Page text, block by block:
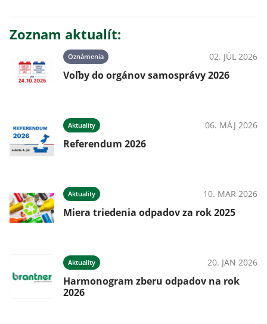
Zoznam aktualít:
Oznámenia 02. JÚL 2026
Voľby do orgánov samosprávy 2026
Aktuality 06. MÁJ 2026
Referendum 2026
Aktuality 10. MAR 2026
Miera triedenia odpadov za rok 2025
Aktuality 20. JAN 2026
Harmonogram zberu odpadov na rok
2026